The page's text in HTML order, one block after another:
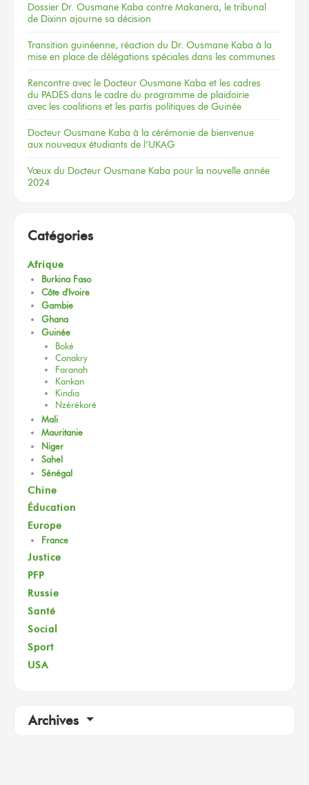
Dossier Dr. Ousmane Kaba contre Makanera, le tribunal
de Dixinn ajourne sa décision
Transition guinéenne, réaction du Dr. Ousmane Kaba à la
mise en place de délégations spéciales dans les communes
Rencontre avec le Docteur Ousmane Kaba et les cadres
du PADES dans le cadre du programme de plaidoirie
avec les coalitions et les partis politiques de Guinée
Docteur Ousmane Kaba à la cérémonie de bienvenue
aux nouveaux étudiants de l’UKAG
Vœux du Docteur Ousmane Kaba pour la nouvelle année
2024
Catégories
Afrique
Burkina Faso
Côte d'Ivoire
Gambie
Ghana
Guinée
Boké
Conakry
Faranah
Kankan
Kindia
Nzérékoré
Mali
Mauritanie
Niger
Sahel
Sénégal
Chine
Éducation
Europe
France
Justice
PFP
Russie
Santé
Social
Sport
USA
Archives